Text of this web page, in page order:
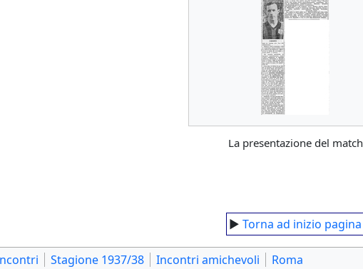
La presentazione del match
► Torna ad inizio pagina
Stagione 1937/38 Incontri amichevoli Roma